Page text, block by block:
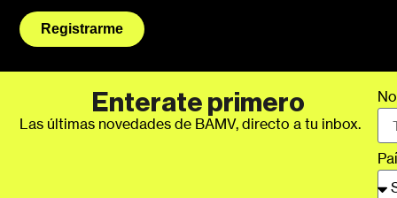
Registrarme
Enterate primero
Las últimas novedades de BAMV, directo a tu inbox.